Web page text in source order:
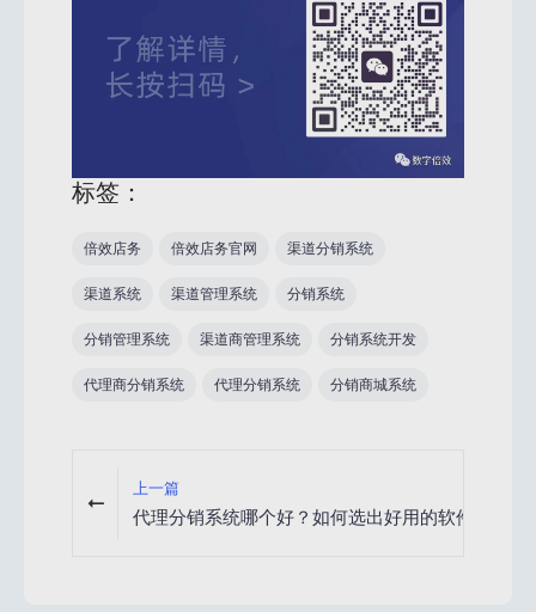
标签：
倍效店务 倍效店务官网 渠道分销系统
渠道系统 渠道管理系统 分销系统
分销管理系统 渠道商管理系统 分销系统开发
代理商分销系统 代理分销系统 分销商城系统
上一篇
代理分销系统哪个好？如何选出好用的软件